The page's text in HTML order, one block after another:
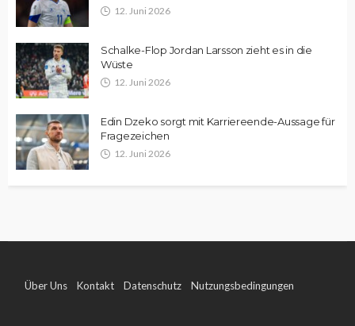
12. Juni 2026
Schalke-Flop Jordan Larsson zieht es in die
Wüste
12. Juni 2026
Edin Dzeko sorgt mit Karriereende-Aussage für
Fragezeichen
12. Juni 2026
Über Uns Kontakt Datenschutz Nutzungsbedingungen